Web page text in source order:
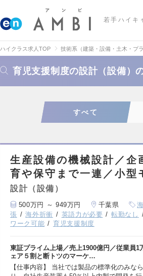
若手ハイキ
ハイクラス求人TOP 技術系（建築・設備・土木・プラ
育児支援制度の設計（設備）
すべて
生産設備の機械設計／企
育や保守まで一連／小型
設計（設備）
500万円 ～ 949万円 千葉県
張
海外折衝 英語力が必要 転勤なし
ワーク可能
育児支援制度
東証プライム上場／売上1900億円／従業員
ェア５割と断トツのマーケ…
【仕事内容】 当社では製品の標準化のみな